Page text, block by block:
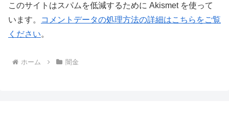
このサイトはスパムを低減するために Akismet を使って
います。
コメントデータの処理方法の詳細はこちらをご覧
ください。
ホーム 闇金